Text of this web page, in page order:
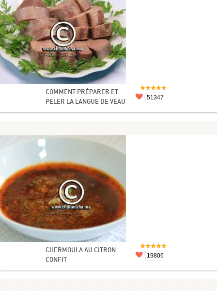
COMMENT PRÉPARER ET
PELER LA LANGUE DE VEAU
51347
CHERMOULA AU CITRON
CONFIT
19806